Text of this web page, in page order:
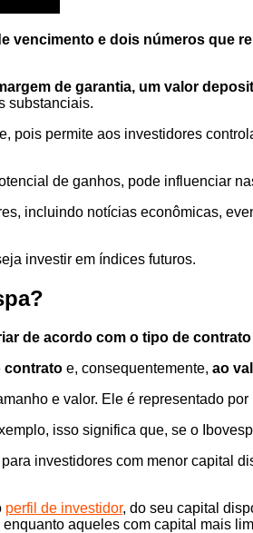
vencimento e dois números que
de garantia, um valor
substanciais.
pois permite aos investidores
de ganhos, pode influenciar
incluindo notícias econômicas,
investir em índices futuros.
de acordo com o tipo de
contrato e, consequentemente, ao
e valor. Ele é representado
isso significa que, se o
investidores com menor capital
perfil de investidor, do seu capital
aqueles com capital mais